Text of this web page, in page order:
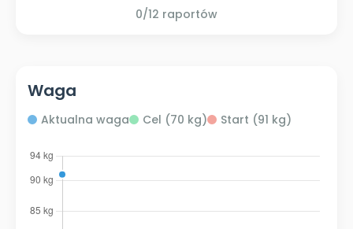
0/12 raportów
Waga
Aktualna waga Cel (70 kg) Start (91 kg)